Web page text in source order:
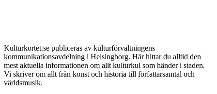
Kulturkortet.se publiceras av kulturförvaltningens
kommunikationsavdelning i Helsingborg. Här hittar du alltid den
mest aktuella informationen om allt kulturkul som händer i staden.
Vi skriver om allt från konst och historia till författarsamtal och
världsmusik.